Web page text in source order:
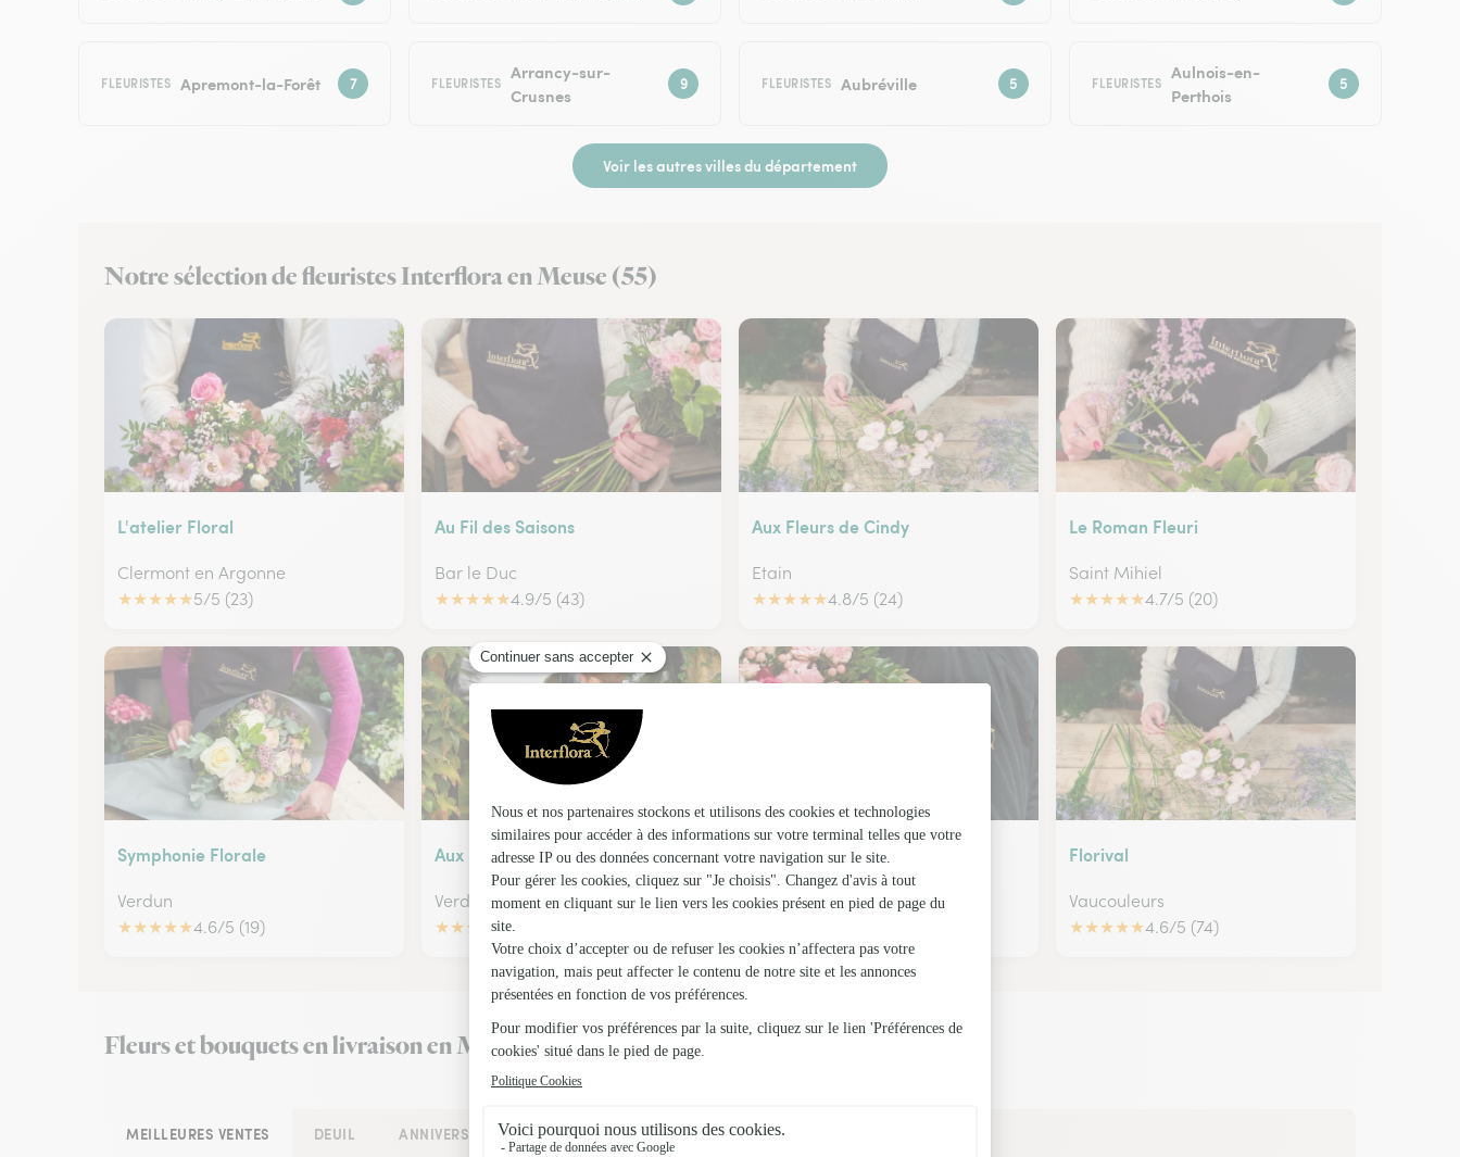
FLEURISTES Apremont-la-Forêt FLEURISTES
Arrancy-sur-
Crusnes
FLEURISTES Aubréville FLEURISTES
Aulnois-en-
Perthois
Voir les autres villes du département
Notre sélection de fleuristes Interflora en Meuse (55)
L'atelier Floral
Clermont en Argonne
★★★★★5/5 (23)
Au Fil des Saisons
Bar le Duc
★★★★★4.9/5 (43)
Aux Fleurs de Cindy
Etain
★★★★★4.8/5 (24)
Le Roman Fleuri
Saint Mihiel
★★★★★4.7/5 (20)
Symphonie Florale
Verdun
★★★★★4.6/5 (19)
Aux Iles Fleuries
Verdun
★★★ ★★4.6/5 (187)
Fleurs de Lorraine
Vigneulles les Hattonchatel
Florival
Vaucouleurs
★★★★★4.6/5 (74)
Fleurs et bouquets en livraison en Meuse
MEILLEURES VENTES DEUIL ANNIVERSAIRE ROSES PETITS PRIX Plus d'informations